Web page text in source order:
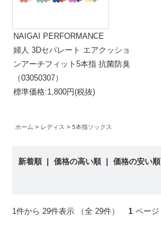
NAIGAI PERFORMANCE
婦人 3Dセパレート エアクッショ
ンアーチフィット5本指 抗菌防臭
（03050307）
標準価格:1,800円(税抜)
ホーム レディス 5本指ソックス
新着順 価格の高い順 価格の安い順
1件から 29件表示 （全 29件） 1 ページ